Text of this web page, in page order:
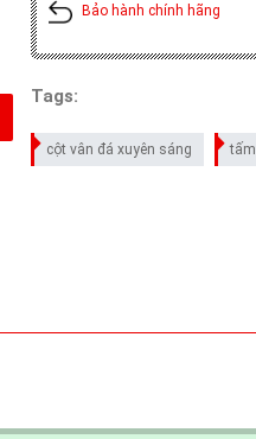
Bảo hành chính hãng
Tags:
cột vân đá xuyên sáng